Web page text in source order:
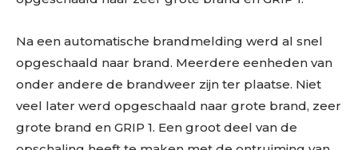
Na een automatische brandmelding werd al snel
opgeschaald naar brand. Meerdere eenheden van
onder andere de brandweer zijn ter plaatse. Niet
veel later werd opgeschaald naar grote brand, zeer
grote brand en GRIP 1. Een groot deel van de